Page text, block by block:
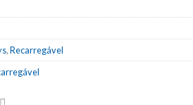
,Recarregável